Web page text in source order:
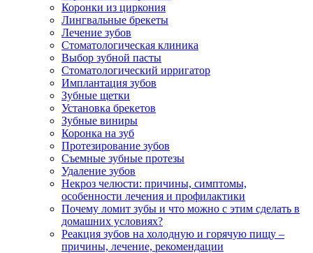
Коронки из циркония
Лингвальные брекеты
Лечение зубов
Стоматологическая клиника
Выбор зубной пасты
Стоматологический ирригатор
Имплантация зубов
Зубные щетки
Установка брекетов
Зубные виниры
Коронка на зуб
Протезирование зубов
Съемные зубные протезы
Удаление зубов
Некроз челюсти: причины, симптомы,
особенности лечения и профилактики
Почему ломит зубы и что можно с этим сделать в
домашних условиях?
Реакция зубов на холодную и горячую пищу –
причины, лечение, рекомендации